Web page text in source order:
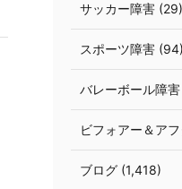
サッカー障害 (29)
スポーツ障害 (94)
バレーボール障
ビフォアー＆ア
ブログ (1,418)